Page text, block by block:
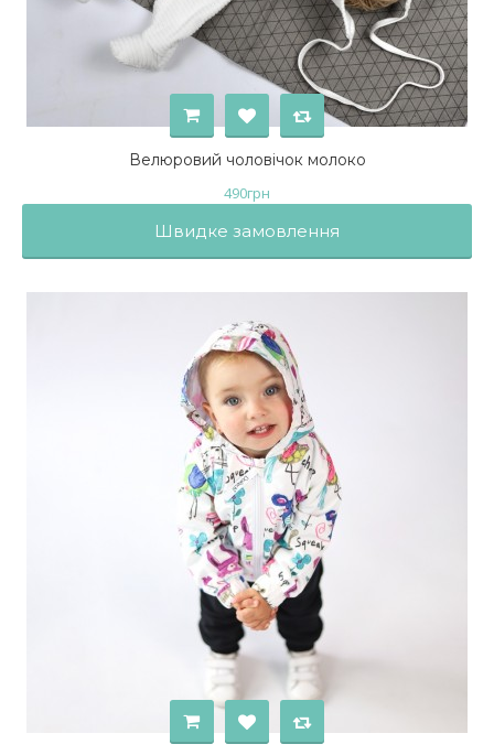
Велюровий чоловічок молоко
490грн
Швидке замовлення